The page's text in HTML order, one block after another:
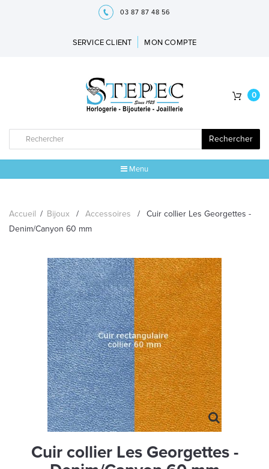
03 87 87 48 56
SERVICE CLIENT MON COMPTE
Rechercher
0
Menu
MONTRES
LES GEORGETTES
SWAROVSKI
BONNES AFFAIRES
CARTES CADEAUX
IDÉE CADEAUX
QUI SOMMES NOUS
Accueil / Bijoux / Accessoires /
Cuir collier Les Georgettes -
Denim/Canyon 60 mm
Cuir collier Les Georgettes -